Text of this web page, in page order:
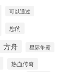
可以通过
您的
方舟 星际争霸
热血传奇